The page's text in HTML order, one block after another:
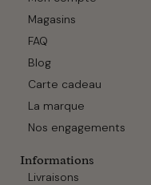
Magasins
FAQ
Blog
Carte cadeau
La marque
Nos engagements
Informations
Livraisons